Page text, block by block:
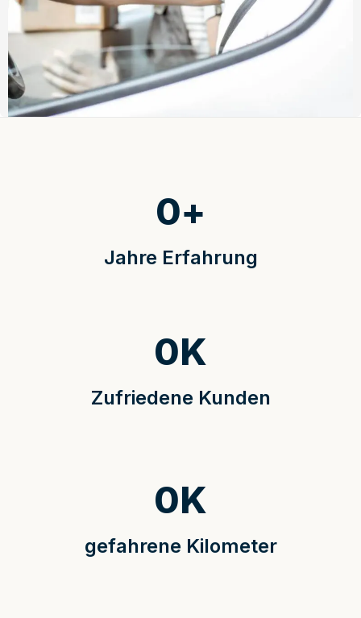
Jahre Erfahrung
0+
Zufriedene Kunden
0K
gefahrene Kilometer
0K